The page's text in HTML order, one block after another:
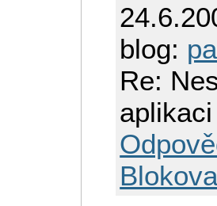
blog:
Re:
aplikaci